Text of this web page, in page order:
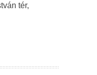
tér,